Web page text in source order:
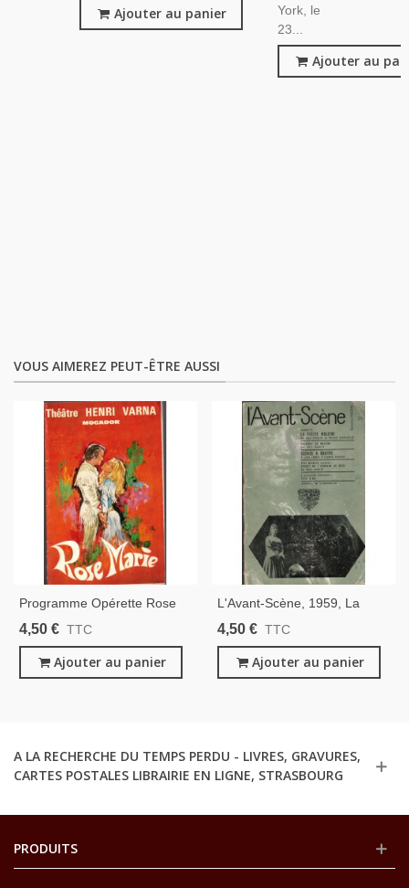
Ajouter au panier
York, le
23...
Ajouter au
VOUS AIMEREZ PEUT-ÊTRE AUSSI
Programme Opérette Rose
Marie, Henri Varna, Théâtre
Music-Hall, Cinéma,
4,50 € TTC
Ajouter au panier
L'Avant-Scène, 1959, La
Petite Molière, Jean Anouilh,
Madeleine Renaud, Jean-
Louis Barrault,
4,50 € TTC
Ajouter au panier
A LA RECHERCHE DU TEMPS PERDU - LIVRES, GRAVURES,
CARTES POSTALES LIBRAIRIE EN LIGNE, STRASBOURG
PRODUITS